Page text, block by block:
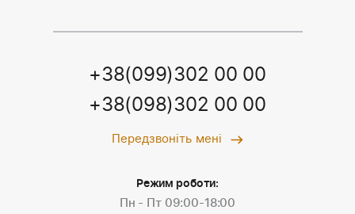
+38(099)302 00 00
+38(098)302 00 00
Передзвоніть мені
Режим роботи:
Пн - Пт 09:00-18:00